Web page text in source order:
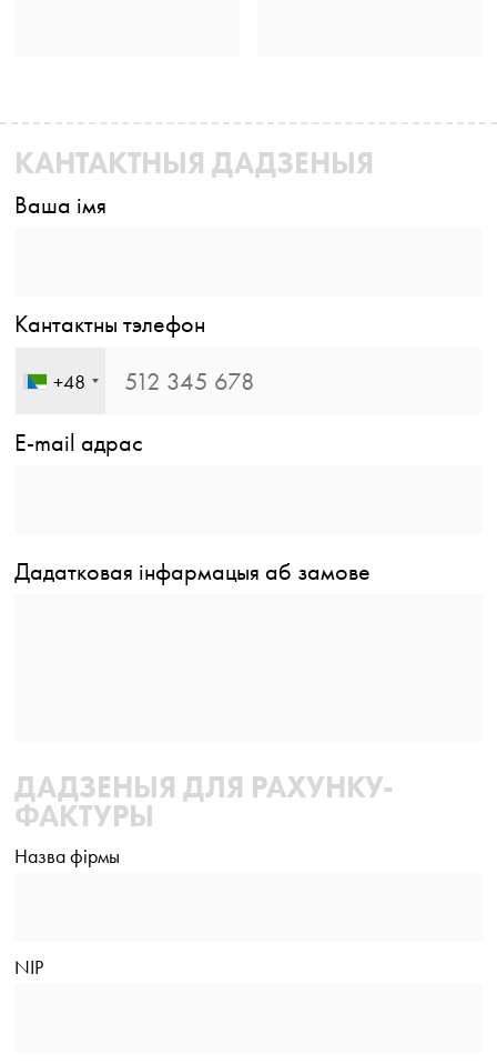
КАНТАКТНЫЯ ДАДЗЕНЫЯ
Ваша імя
Кантактны тэлефон
+48
E-mail адрас
Дадатковая інфармацыя аб замове
ДАДЗЕНЫЯ ДЛЯ РАХУНКУ-
ФАКТУРЫ
Назва фірмы
NIP